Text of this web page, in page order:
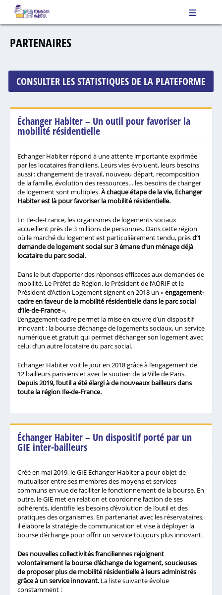
PARTENAIRES
CONSULTER LES STATISTIQUES DE LA PLATEFORME
Échanger Habiter – Un outil pour favoriser la
mobilité résidentielle
Echanger Habiter répond à une attente importante exprimée
par les locataires franciliens. Leurs vies évoluent, leurs besoins
aussi : changement de travail, nouveau départ, recomposition
de la famille, évolution des ressources… les besoins de changer
de logement sont multiples.À chaque étape de la vie, Echanger
Habiter est là pour favoriser la mobilité résidentielle.
En Ile-de-France, les organismes de logements sociaux
accueillent près de 3 millions de personnes. Dans cette région
où le marché du logement est particulièrement tendu, prèsd’1
demande de logement social sur 3 émane d’un ménage déjà
locataire du parc social.
Dans le but d’apporter des réponses efficaces aux demandes de
mobilité, Le Préfet de Région, le Président de l’AORIF et le
Président d’Action Logement signent en 2018 un «engagement-
cadre en faveur de la mobilité résidentielle dans le parc social
d’Ile-de-France».
L’engagement-cadre permet la mise en œuvre d’un dispositif
innovant : la bourse d’échange de logements sociaux, un service
numérique et gratuit qui permet d’échanger son logement avec
celui d’un autre locataire du parc social.
Echanger Habiter voit le jour en 2018 grâce à l’engagement de
12 bailleurs parisiens et avec le soutien de la Ville de Paris.
Depuis 2019, l’outil a été élargi à de nouveaux bailleurs dans
toute la région Ile-de-France.
Échanger Habiter – Un dispositif porté par un
GIE inter-bailleurs
Créé en mai 2019, le GIE Echanger Habiter a pour objet de
mutualiser entre ses membres des moyens et services
communs en vue de faciliter le fonctionnement de la bourse. En
outre, le GIE met en relation et coordonne l’action de ses
adhérents, identifie les besoins d’évolution de l’outil et des
pratiques des organismes. En partenariat avec les réservataires,
il élabore la stratégie de communication et vise à déployer la
bourse d’échange pour offrir un service toujours plus innovant.
Des nouvelles collectivités franciliennes rejoignent
volontairement la bourse d’échange de logement, soucieuses
de proposer plus de mobilité résidentielle à leurs administrés
grâce à un service innovant. La liste suivante évolue
constamment :
Panneau de gestion des cookies